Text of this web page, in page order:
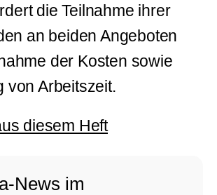
die Teilnahme ihrer
an beiden Angeboten
der Kosten sowie
von Arbeitszeit.
diesem Heft
News im